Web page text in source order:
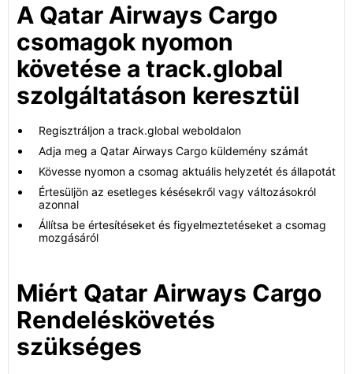
A Qatar Airways Cargo
csomagok nyomon
követése a track.global
szolgáltatáson keresztül
Regisztráljon a track.global weboldalon
Adja meg a Qatar Airways Cargo küldemény számát
Kövesse nyomon a csomag aktuális helyzetét és állapotát
Értesüljön az esetleges késésekről vagy változásokról
azonnal
Állítsa be értesítéseket és figyelmeztetéseket a csomag
mozgásáról
Miért Qatar Airways Cargo
Rendeléskövetés
szükséges